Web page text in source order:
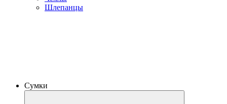
Шлепанцы
Сумки